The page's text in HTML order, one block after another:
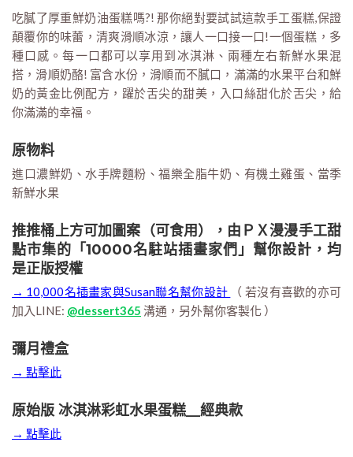
吃膩了厚重鮮奶油蛋糕嗎?! 那你絕對要試試這款手工蛋糕,保證
顛覆你的味蕾，清爽滑順冰涼，讓人一口接一口!一個蛋糕，多
種口感。每一口都可以享用到冰淇淋、兩種左右新鮮水果混
搭，滑順奶酪! 富含水份，滑順而不膩口，滿滿的水果平台和鮮
奶的黃金比例配方，躍於舌尖的甜美，入口絲甜化於舌尖，給
你滿滿的幸福。
原物料
進口濃鮮奶、水手牌麵粉、福樂全脂牛奶、有機土雞蛋、當季
新鮮水果
推推桶上方可加圖案（可食用），由ＰＸ漫漫手工甜
點市集的「10000名駐站插畫家們」幫你設計，均
是正版授權
→ 10,000名插畫家與Susan聯名幫你設計
（ 若沒有喜歡的亦可
加入LINE: @dessert365 溝通，另外幫你客製化 ）
彌月禮盒
→ 點擊此
原始版 冰淇淋彩虹水果蛋糕__經典款
→ 點擊此